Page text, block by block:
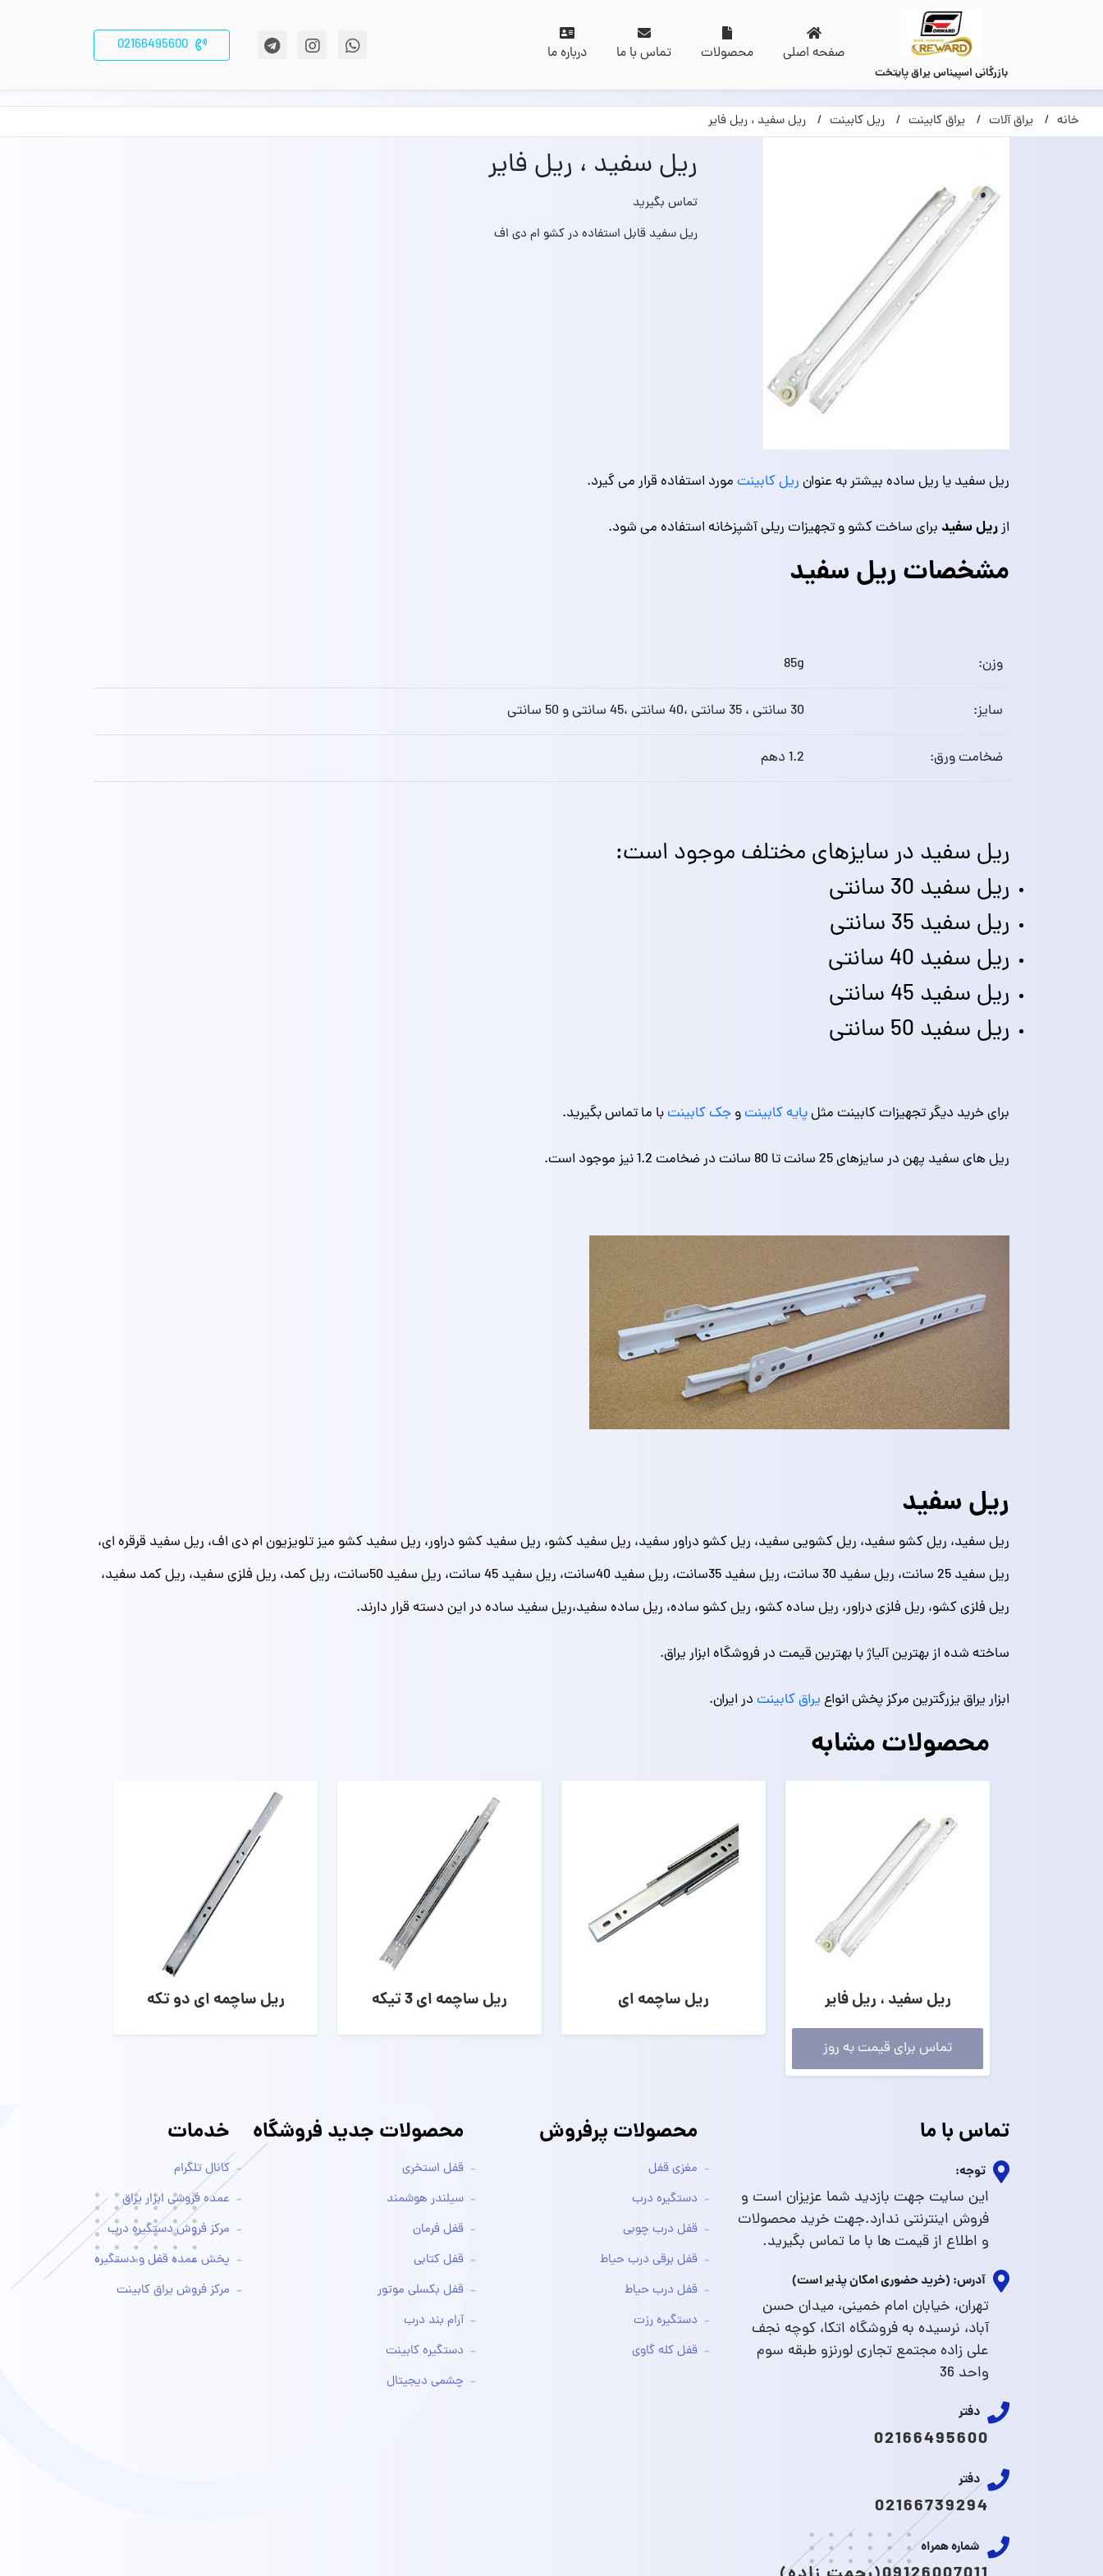
بازرگانی اسپیناس یراق پایتخت
صفحه اصلی محصولات تماس با ما درباره ما 02166495600
خانه یراق آلات یراق کابینت ریل کابینت ریل سفید ، ریل فایر
ریل سفید ، ریل فایر
تماس بگیرید
ریل سفید قابل استفاده در کشو ام دی اف
ریل سفید یا ریل ساده بیشتر به عنوانریل کابینتمورد استفاده قرار می گیرد.
ازریل سفید برای ساخت کشو و تجهیزات ریلی آشپزخانه استفاده می شود.
مشخصات ریل سفید
وزن: 85g
سایز: 30 سانتی ، 35 سانتی ،40 سانتی ،45 سانتی و 50 سانتی
ضخامت ورق: 1.2 دهم
ریل سفید در سایزهای مختلف موجود است:
ریل سفید 30 سانتی
ریل سفید 35 سانتی
ریل سفید 40 سانتی
ریل سفید 45 سانتی
ریل سفید 50 سانتی
برای خرید دیگر تجهیزات کابینت مثلپایه کابینتو جک کابینتبا ما تماس بگیرید.
ریل های سفید پهن در سایزهای 25 سانت تا 80 سانت در ضخامت 1.2 نیز موجود است.
ریل سفید
ریل سفید، ریل کشو سفید، ریل کشویی سفید، ریل کشو دراور سفید، ریل سفید کشو، ریل سفید کشو دراور، ریل سفید کشو میز تلویزیون ام دی اف، ریل سفید قرقره ای،
ریل سفید 25 سانت، ریل سفید 30 سانت، ریل سفید 35سانت، ریل سفید 40سانت، ریل سفید 45 سانت، ریل سفید 50سانت، ریل کمد، ریل فلزی سفید، ریل کمد سفید،
ریل فلزی کشو، ریل فلزی دراور، ریل ساده کشو، ریل کشو ساده، ریل ساده سفید،ریل سفید ساده در این دسته قرار دارند.
ساخته شده از بهترین آلیاژ با بهترین قیمت در فروشگاه ابزار یراق.
ابزار یراق یزرگترین مرکز پخش انواعیراق کابینتدر ایران.
محصولات مشابه
ریل سفید ، ریل فایر
تماس برای قیمت به روز
ریل ساچمه ای ریل ساچمه ای 3 تیکه ریل ساچمه ای دو تکه
تماس با ما
توجه:
این سایت جهت بازدید شما عزیزان است و
فروش اینترنتی ندارد.جهت خرید محصولات
و اطلاع از قیمت ها با ما تماس بگیرید.
آدرس: (خرید حضوری امکان پذیر است)
تهران، خیابان امام خمینی، میدان حسن
آباد، نرسیده به فروشگاه اتکا، کوچه نجف
علی زاده مجتمع تجاری لورنزو طبقه سوم
واحد 36
دفتر
02166495600
دفتر
02166739294
شماره همراه
محصولات پرفروش
مغزی قفل
دستگیره درب
قفل درب چوبی
قفل برقی درب حیاط
قفل درب حیاط
دستگیره رزت
قفل کله گاوی
محصولات جدید فروشگاه
قفل استخری
سیلندر هوشمند
قفل فرمان
قفل کتابی
قفل بکسلی موتور
آرام بند درب
دستگیره کابینت
چشمی دیجیتال
خدمات
کانال تلگرام
عمده فروشی ابزار یراق
مرکز فروش دستگیره درب
پخش عمده قفل و دستگیره
مرکز فروش یراق کابینت